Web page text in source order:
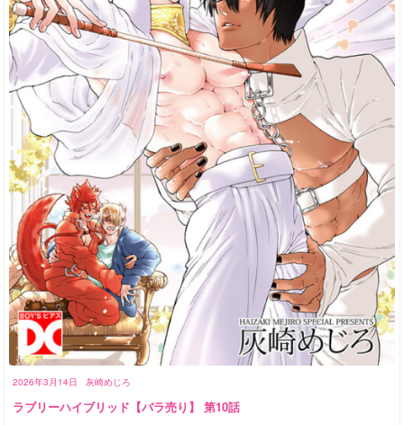
2026年3月14日 灰崎めじろ
ラブリーハイブリッド【バラ売り】 第10話